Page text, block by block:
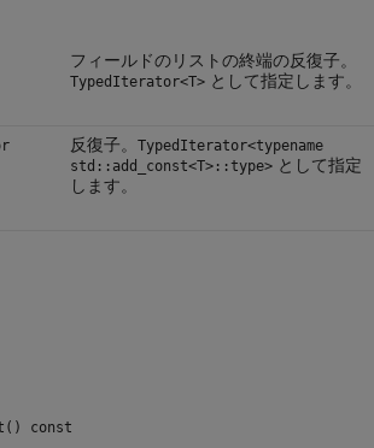
フィールドのリストの終端の反復子。
TypedIterator<T>として指定します。
反復子。
TypedIterator<typename
std::add_const<T>::type>として指定
します。
const